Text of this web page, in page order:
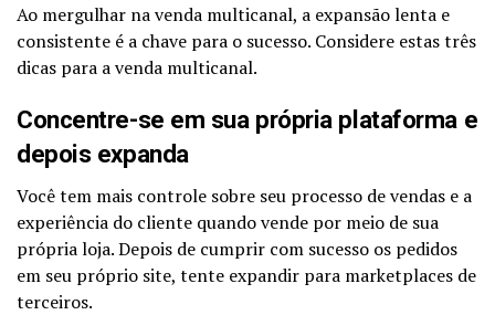
Ao mergulhar na venda multicanal, a expansão lenta e
consistente é a chave para o sucesso. Considere estas três
dicas para a venda multicanal.
Concentre-se em sua própria plataforma e
depois expanda
Você tem mais controle sobre seu processo de vendas e a
experiência do cliente quando vende por meio de sua
própria loja. Depois de cumprir com sucesso os pedidos
em seu próprio site, tente expandir para marketplaces de
terceiros.